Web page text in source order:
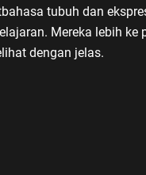
tubuh dan
Mereka lebih ke
dengan jelas.